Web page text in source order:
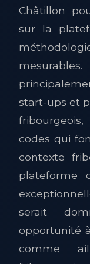
Châtillon
sur la
start-ups et
codes qui
contexte
plateforme
serait
opportunité
comme